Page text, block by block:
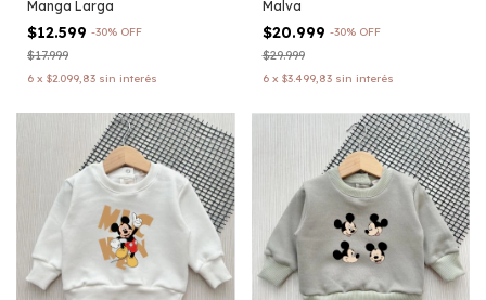
Manga Larga
$12.599 -30% OFF
$17.999
6 x $2.099,83 sin interés
Malva
$20.999 -30% OFF
$29.999
6 x $3.499,83 sin interés